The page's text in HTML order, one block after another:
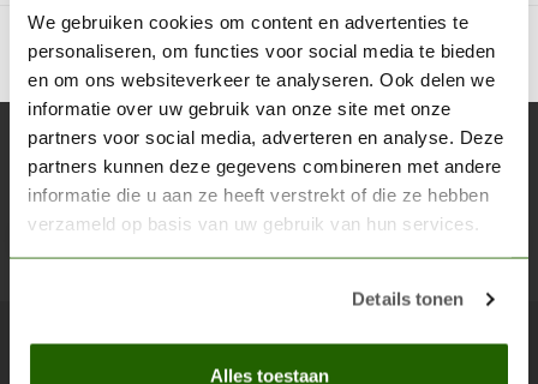
We gebruiken cookies om content en advertenties te
personaliseren, om functies voor social media te bieden
en om ons websiteverkeer te analyseren. Ook delen we
informatie over uw gebruik van onze site met onze
partners voor social media, adverteren en analyse. Deze
partners kunnen deze gegevens combineren met andere
informatie die u aan ze heeft verstrekt of die ze hebben
verzameld op basis van uw gebruik van hun services.
Details tonen
Alles toestaan
Abonneer je op onze nieuwsbrief
Blijf op de hoogte over onze laatste acties
Scenery Workshop BV